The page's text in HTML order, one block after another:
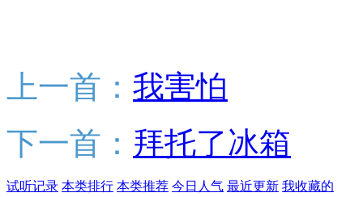
上一首： 我害怕
下一首： 拜托了冰箱
试听记录 本类排行 本类推荐 今日人气 最近更新 我收藏的